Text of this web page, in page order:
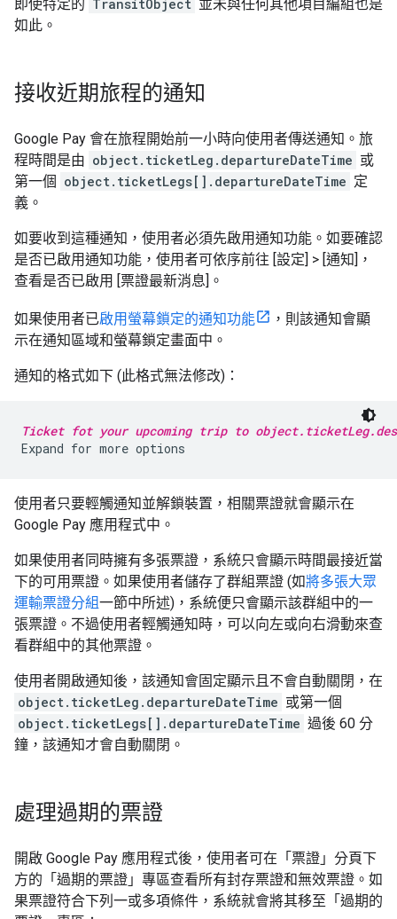
即使特定的 TransitObject 並未與任何其他項目編組也是
如此。
接收近期旅程的通知
Google Pay 會在旅程開始前一小時向使用者傳送通知。旅
程時間是由 object.ticketLeg.departureDateTime 或
第一個 object.ticketLegs[].departureDateTime 定
義。
如要收到這種通知，使用者必須先啟用通知功能。如要確認
是否已啟用通知功能，使用者可依序前往 [設定] > [通知]，
查看是否已啟用 [票證最新消息] 。
如果使用者已啟用螢幕鎖定的通知功能
，則該通知會顯
示在通知區域和螢幕鎖定畫面中。
通知的格式如下 (此格式無法修改)：
Ticket fot your upcoming trip to
使用者只要輕觸通知並解鎖裝置，相關票證就會顯示在
Google Pay 應用程式中。
如果使用者同時擁有多張票證，系統只會顯示時間最接近當
下的可用票證。如果使用者儲存了群組票證 (如將多張大眾
運輸票證分組一節中所述)，系統便只會顯示該群組中的一
張票證。不過使用者輕觸通知時，可以向左或向右滑動來查
看群組中的其他票證。
使用者開啟通知後，該通知會固定顯示且不會自動關閉，在
object.ticketLeg.departureDateTime 或第一個
object.ticketLegs[].departureDateTime 過後 60 分
鐘，該通知才會自動關閉。
處理過期的票證
開啟 Google Pay 應用程式後，使用者可在「票證」分頁下
方的「過期的票證」專區查看所有封存票證和無效票證。如
果票證符合下列一或多項條件，系統就會將其移至「過期的